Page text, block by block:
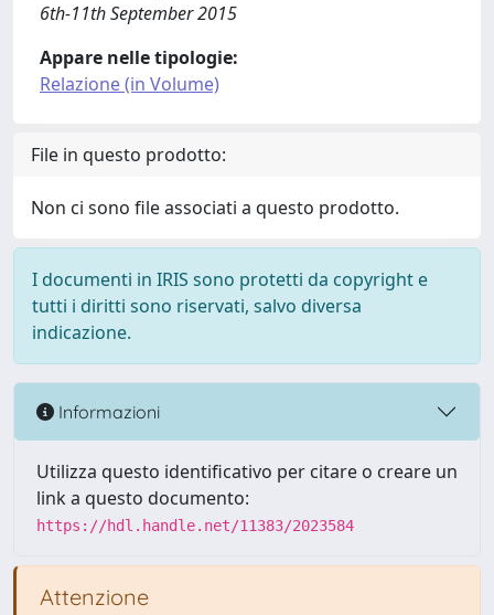
6th-11th September 2015
Appare nelle tipologie:
Relazione (in Volume)
File in questo prodotto:
Non ci sono file associati a questo prodotto.
I documenti in IRIS sono protetti da copyright e
tutti i diritti sono riservati, salvo diversa
indicazione.
Informazioni
Utilizza questo identificativo per citare o creare un
link a questo documento:
https://hdl.handle.net/11383/2023584
Attenzione